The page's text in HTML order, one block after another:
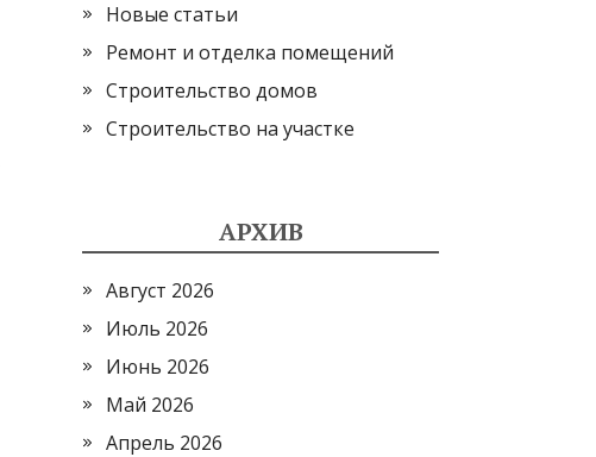
Новые статьи
Ремонт и отделка помещений
Строительство домов
Строительство на участке
АРХИВ
Август 2026
Июль 2026
Июнь 2026
Май 2026
Апрель 2026